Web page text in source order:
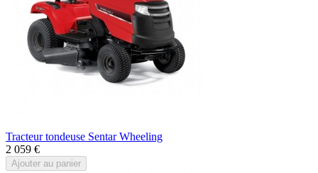
Tracteur tondeuse Sentar Wheeling
2 059 €
Ajouter au panier